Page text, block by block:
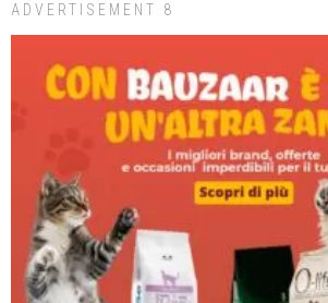
ADVERTISEMENT 8